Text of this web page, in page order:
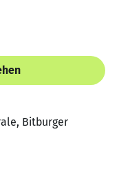
Bitburger